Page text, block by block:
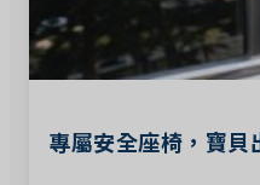
機
場-
桃
市
松
專屬安全座椅，寶貝